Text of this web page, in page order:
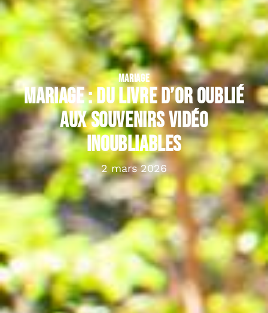
MARIAGE
Mariage : du livre d’or oublié
aux souvenirs vidéo
inoubliables
2 mars 2026